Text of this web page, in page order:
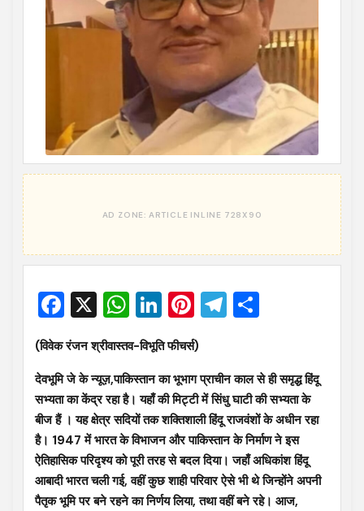
Facebook
X WhatsApp
LinkedIn
Pinterest
Telegram
(विवेक रंजन श्रीवास्तव-विभूति फीचर्स)
देवभूमि जे के न्यूज़,पाकिस्तान का भूभाग प्राचीन काल से ही समृद्ध हिंदू
सभ्यता का केंद्र रहा है। यहाँ की मिट्टी में सिंधु घाटी की सभ्यता के
बीज हैं । यह क्षेत्र सदियों तक शक्तिशाली हिंदू राजवंशों के अधीन रहा
है। 1947 में भारत के विभाजन और पाकिस्तान के निर्माण ने इस
ऐतिहासिक परिदृश्य को पूरी तरह से बदल दिया। जहाँ अधिकांश हिंदू
आबादी भारत चली गई, वहीं कुछ शाही परिवार ऐसे भी थे जिन्होंने अपनी
पैतृक भूमि पर बने रहने का निर्णय लिया, तथा वहीं बने रहे। आज,